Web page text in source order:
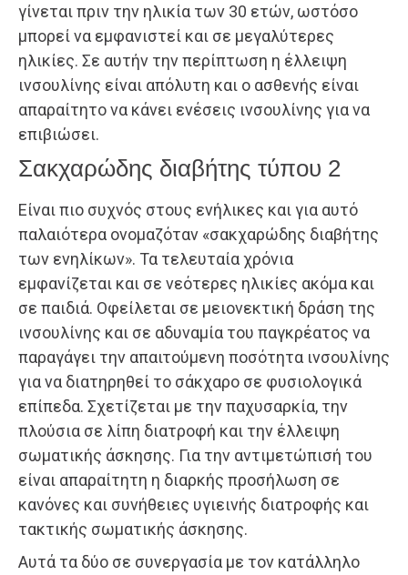
γίνεται πριν την ηλικία των 30 ετών, ωστόσο
μπορεί να εμφανιστεί και σε μεγαλύτερες
ηλικίες. Σε αυτήν την περίπτωση η έλλειψη
ινσουλίνης είναι απόλυτη και ο ασθενής είναι
απαραίτητο να κάνει ενέσεις ινσουλίνης για να
επιβιώσει.
Σακχαρώδης διαβήτης τύπου 2
Είναι πιο συχνός στους ενήλικες και για αυτό
παλαιότερα ονομαζόταν «σακχαρώδης διαβήτης
των ενηλίκων». Τα τελευταία χρόνια
εμφανίζεται και σε νεότερες ηλικίες ακόμα και
σε παιδιά. Οφείλεται σε μειονεκτική δράση της
ινσουλίνης και σε αδυναμία του παγκρέατος να
παραγάγει την απαιτούμενη ποσότητα ινσουλίνης
για να διατηρηθεί το σάκχαρο σε φυσιολογικά
επίπεδα. Σχετίζεται με την παχυσαρκία, την
πλούσια σε λίπη διατροφή και την έλλειψη
σωματικής άσκησης. Για την αντιμετώπισή του
είναι απαραίτητη η διαρκής προσήλωση σε
κανόνες και συνήθειες υγιεινής διατροφής και
τακτικής σωματικής άσκησης.
Αυτά τα δύο σε συνεργασία με τον κατάλληλο